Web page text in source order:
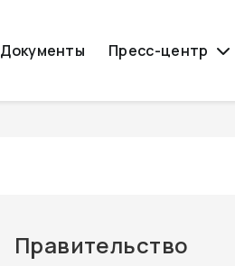
Документы Пресс-центр
Правительство